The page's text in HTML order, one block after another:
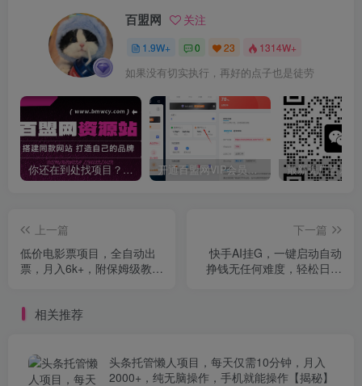
百盟网 关注
1.9W+ 0 23 1314W+
如果没有切实执行，再好的点子也是徒劳
你还在到处找项目？还在当韭菜？我靠卖项目一个月收入5万+，曾经我也是个失败者。 开通百盟网VIP会员，尊享全站资源免费下载，享70%的推广提成！！【限时五折优惠】
上一篇
低价电影票项目，全自动出
票，月入6k+，附保姆级教程
下一篇
快手AI挂G，一键启动自动
挣钱无任何难度，轻松日入
相关推荐
头条托管懒人项目，每天仅需10分钟，月入
2000+，纯无脑操作，手机就能操作【揭秘】